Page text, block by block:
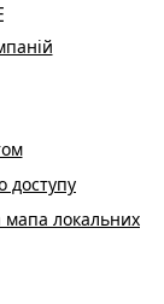
доступу
мапа локальних